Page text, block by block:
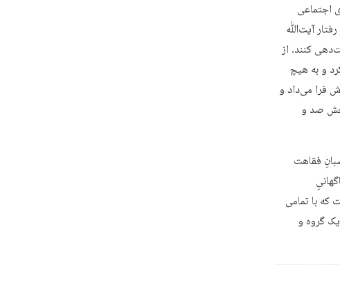
اجتماعی
رفتار آیت‌ﷲ
کنند. از
و به هیچ
فرا می‌داد و
صد و
فقاهت
که با تمامی
یک گروه و